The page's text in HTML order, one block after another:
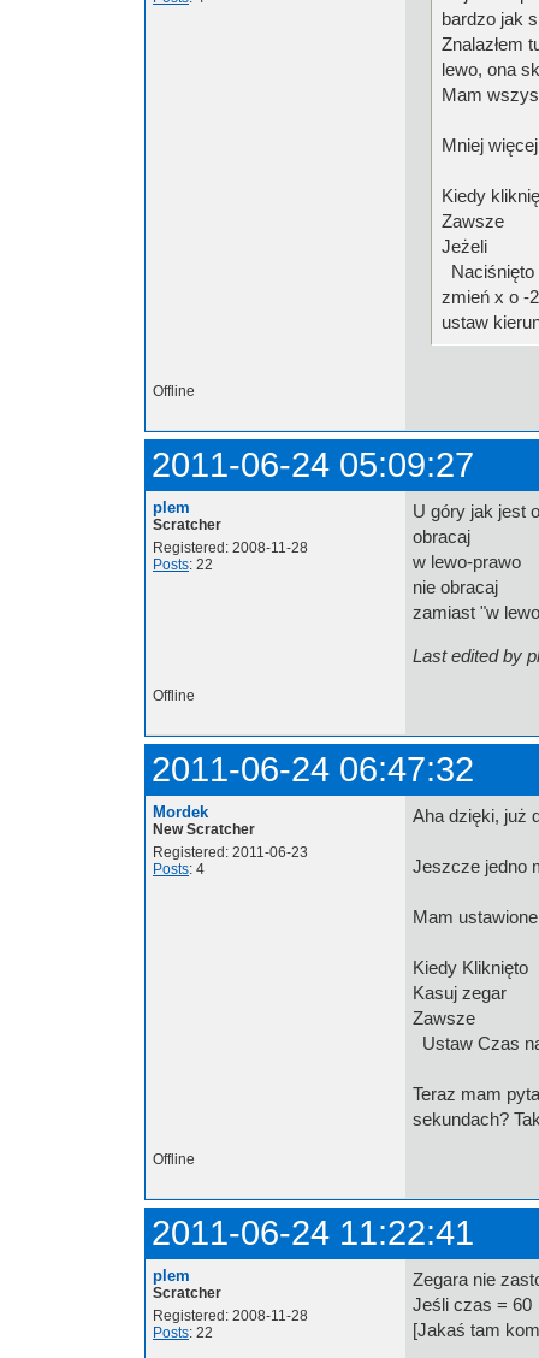
bardzo jak
Znalazłem
lewo, ona
Mam
Mniej
Kiedy
Zawsze
Jeżeli
Naciśnięto
zmień x o -2
ustaw
Offline
2011-06-24 05:09:27
plem
Scratcher
Registered: 2008-11-28
Posts: 22
U góry jak jest
obracaj
w lewo-prawo
nie obracaj
zamiast "w
Last edited by
Offline
2011-06-24 06:47:32
Mordek
New Scratcher
Registered: 2011-06-23
Posts: 4
Aha dzięki, już
Jeszcze jedno
Mam ustawione
Kiedy Kliknięto
Kasuj zegar
Zawsze
Ustaw Czas
Teraz mam
sekundach?
Offline
2011-06-24 11:22:41
plem
Scratcher
Registered: 2008-11-28
Posts: 22
Zegara nie
Jeśli czas = 60
[Jakaś tam